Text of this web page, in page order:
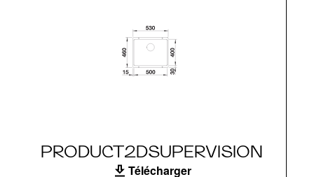
PRODUCT2DSUPERVISION
Télécharger